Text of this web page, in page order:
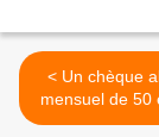
< Un chèque alimentaire
mensuel de 50
les plus